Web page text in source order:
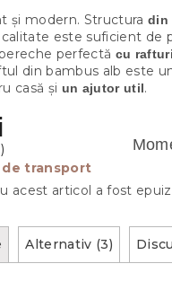
transport
acest articol a fost
și modern. Structura din
este suficient de
perfectă cu
din bambus alb este
casă și un ajutor util.
Alternativ (3)